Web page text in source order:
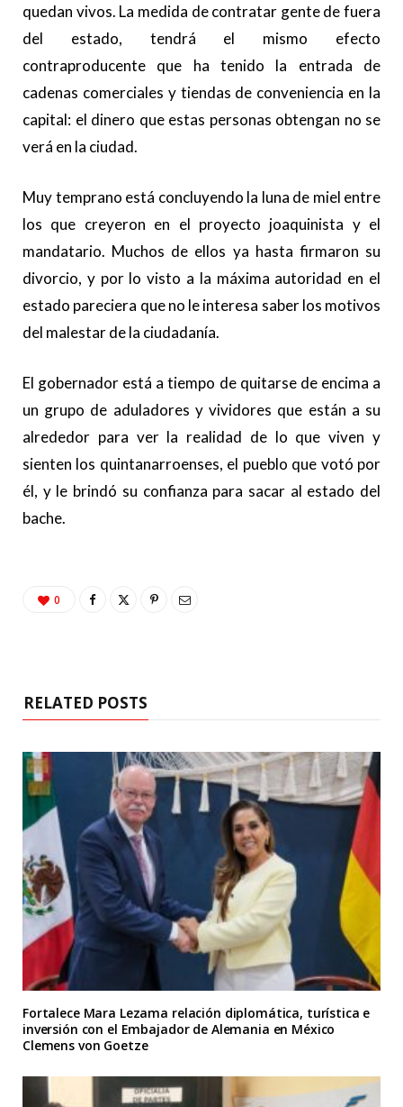
quedan vivos. La medida de contratar gente de fuera
del estado, tendrá el mismo efecto
contraproducente que ha tenido la entrada de
cadenas comerciales y tiendas de conveniencia en la
capital: el dinero que estas personas obtengan no se
verá en la ciudad.
Muy temprano está concluyendo la luna de miel entre
los que creyeron en el proyecto joaquinista y el
mandatario. Muchos de ellos ya hasta firmaron su
divorcio, y por lo visto a la máxima autoridad en el
estado pareciera que no le interesa saber los motivos
del malestar de la ciudadanía.
El gobernador está a tiempo de quitarse de encima a
un grupo de aduladores y vividores que están a su
alrededor para ver la realidad de lo que viven y
sienten los quintanarroenses, el pueblo que votó por
él, y le brindó su confianza para sacar al estado del
bache.
0
RELATED POSTS
Fortalece Mara Lezama relación diplomática, turística e
inversión con el Embajador de Alemania en México
Clemens von Goetze